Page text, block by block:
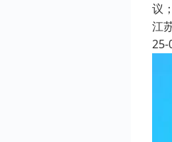
议
江
25-